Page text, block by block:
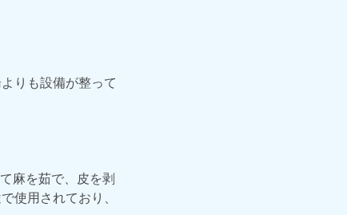
りも設備が整って
麻を茹で、皮を剥
使用されており、